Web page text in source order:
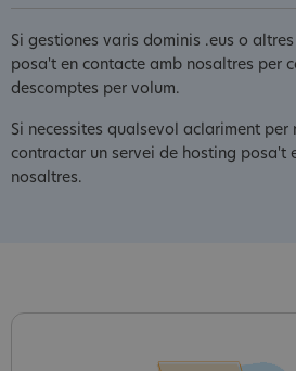
Si gestiones varis dominis .eus o
posa't en contacte amb nosaltres per
descomptes per volum.
Si necessites qualsevol aclariment per
contractar un servei de hosting posa't
nosaltres.